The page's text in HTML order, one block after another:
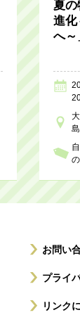
夏の
進化
へ～
お問い
プライ
リンク